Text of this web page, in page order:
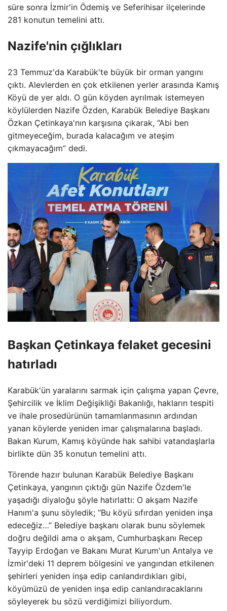
süre sonra İzmir'in Ödemiş ve Seferihisar ilçelerinde
281 konutun temelini attı.
Nazife'nin çığlıkları
23 Temmuz'da Karabük'te büyük bir orman yangını
çıktı. Alevlerden en çok etkilenen yerler arasında Kamış
Köyü de yer aldı. O gün köyden ayrılmak istemeyen
köylülerden Nazife Özden, Karabük Belediye Başkanı
Özkan Çetinkaya'nın karşısına çıkarak, “Abi ben
gitmeyeceğim, burada kalacağım ve ateşim
çıkmayacağım” dedi.
Başkan Çetinkaya felaket gecesini
hatırladı
Karabük'ün yaralarını sarmak için çalışma yapan Çevre,
Şehircilik ve İklim Değişikliği Bakanlığı, hakların tespiti
ve ihale prosedürünün tamamlanmasının ardından
yanan köylerde yeniden imar çalışmalarına başladı.
Bakan Kurum, Kamış köyünde hak sahibi vatandaşlarla
birlikte dün 35 konutun temelini attı.
Törende hazır bulunan Karabük Belediye Başkanı
Çetinkaya, yangının çıktığı gün Nazife Özdem'le
yaşadığı diyaloğu şöyle hatırlattı: O akşam Nazife
Hanım'a şunu söyledik; “Bu köyü sıfırdan yeniden inşa
edeceğiz…” Belediye başkanı olarak bunu söylemek
doğru değildi ama o akşam, Cumhurbaşkanı Recep
Tayyip Erdoğan ve Bakanı Murat Kurum'un Antalya ve
İzmir'deki 11 deprem bölgesini ve yangından etkilenen
şehirleri yeniden inşa edip canlandırdıkları gibi,
köyümüzü de yeniden inşa edip canlandıracaklarını
söyleyerek bu sözü verdiğimizi biliyordum.